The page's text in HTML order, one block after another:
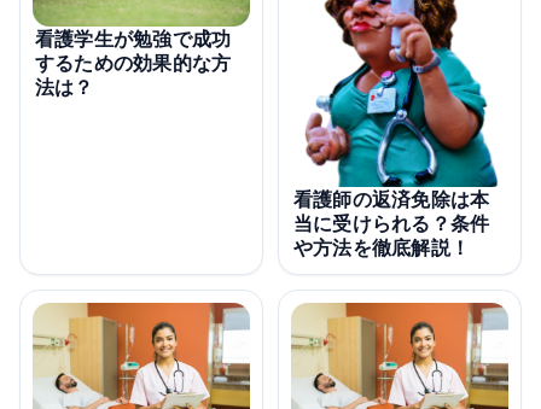
看護学生が勉強で成功
するための効果的な方
法は？
看護師の返済免除は本
当に受けられる？条件
や方法を徹底解説！